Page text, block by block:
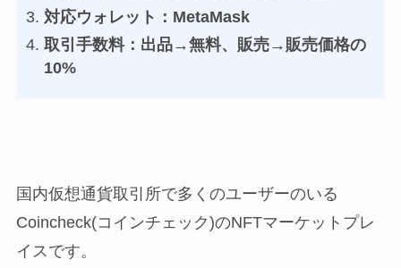
対応ウォレット：MetaMask
取引手数料：出品→無料、販売→販売価格の
10%
国内仮想通貨取引所で多くのユーザーのいる
Coincheck(コインチェック)のNFTマーケットプレ
イスです。